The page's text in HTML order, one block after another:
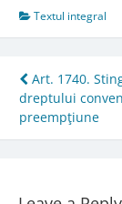
Textul integral
Post
Art. 1740.
dreptului
preempţiune